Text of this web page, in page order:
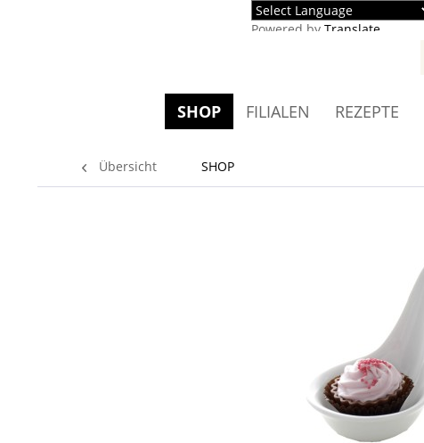
Powered byTranslate
SHOP FILIALEN REZEPTE
Übersicht SHOP